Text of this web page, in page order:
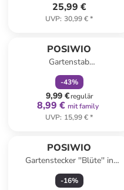
25,99 €
UVP: 30,99 €*
POSIWIO
Gartenstab
"Weihnachtsmann" in
Hellbraun - (B)12 x (H)26 cm
-43%
9,99 €regulär
8,99 € mit family
UVP: 15,99 €*
POSIWIO
Gartenstecker ''Blüte'' in
Schwarz - (L)57,5 x (B)15 cm
-16%